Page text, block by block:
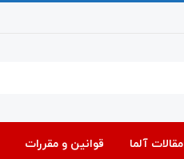
مقالات آلما قوانین و مقررات